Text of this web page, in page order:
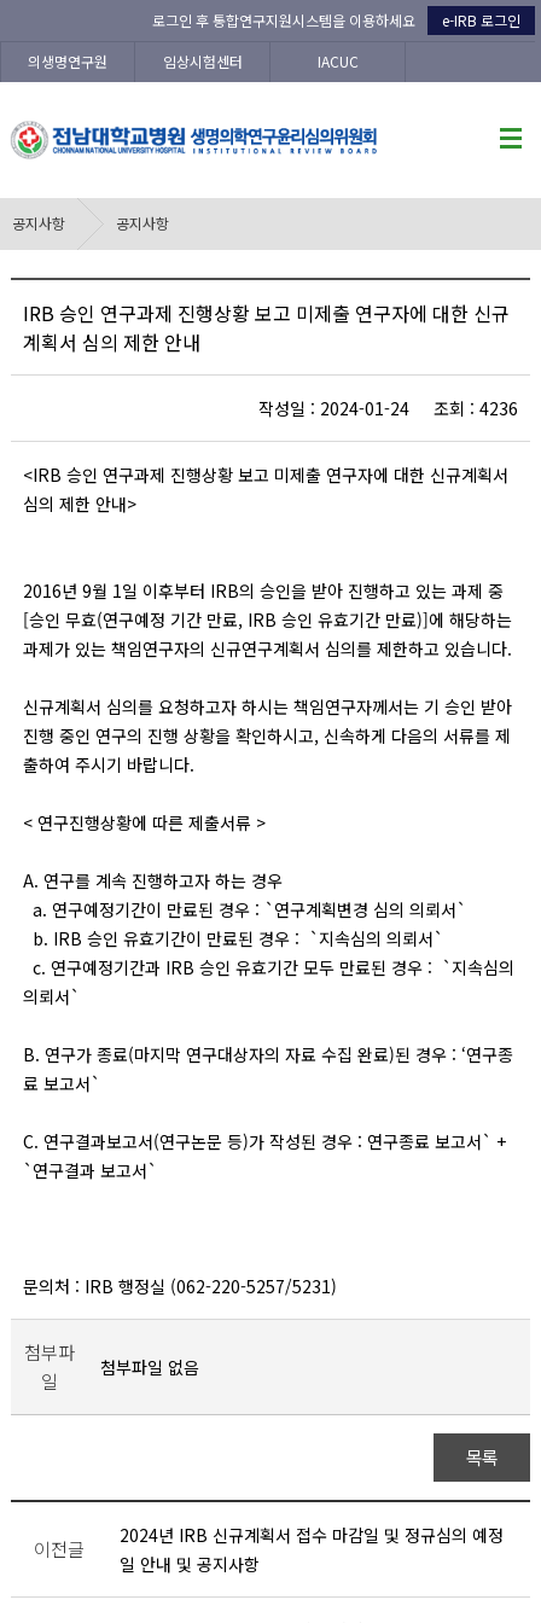
의생명연구원 임상시험센터 IACUC
로그인 후 통합연구지원시스템을 이용하세요 e-IRB 로그인
공지사항 공지사항
IRB 승인 연구과제 진행상황 보고 미제출 연구자에 대한 신규
계획서 심의 제한 안내
작성일 : 2024-01-24 조회 : 4236
<IRB 승인 연구과제 진행상황 보고 미제출 연구자에 대한 신규계획서
심의 제한 안내>
2016년 9월 1일 이후부터 IRB의 승인을 받아 진행하고 있는 과제 중
[승인 무효(연구예정 기간 만료, IRB 승인 유효기간 만료)]에 해당하는
과제가 있는 책임연구자의 신규연구계획서 심의를 제한하고 있습니다.
신규계획서 심의를 요청하고자 하시는 책임연구자께서는 기 승인 받아
진행 중인 연구의 진행 상황을 확인하시고, 신속하게 다음의 서류를 제
출하여 주시기 바랍니다.
< 연구진행상황에 따른 제출서류 >
A. 연구를 계속 진행하고자 하는 경우
a. 연구예정기간이 만료된 경우 : `연구계획변경 심의 의뢰서`
b. IRB 승인 유효기간이 만료된 경우 : `지속심의 의뢰서`
c. 연구예정기간과 IRB 승인 유효기간 모두 만료된 경우 : `지속심의
의뢰서`
B. 연구가 종료(마지막 연구대상자의 자료 수집 완료)된 경우 : ‘연구종
료 보고서`
C. 연구결과보고서(연구논문 등)가 작성된 경우 : 연구종료 보고서` +
`연구결과 보고서`
문의처 : IRB 행정실 (062-220-5257/5231)
첨부파
일
첨부파일 없음
목록
이전글
2024년 IRB 신규계획서 접수 마감일 및 정규심의 예정
일 안내 및 공지사항